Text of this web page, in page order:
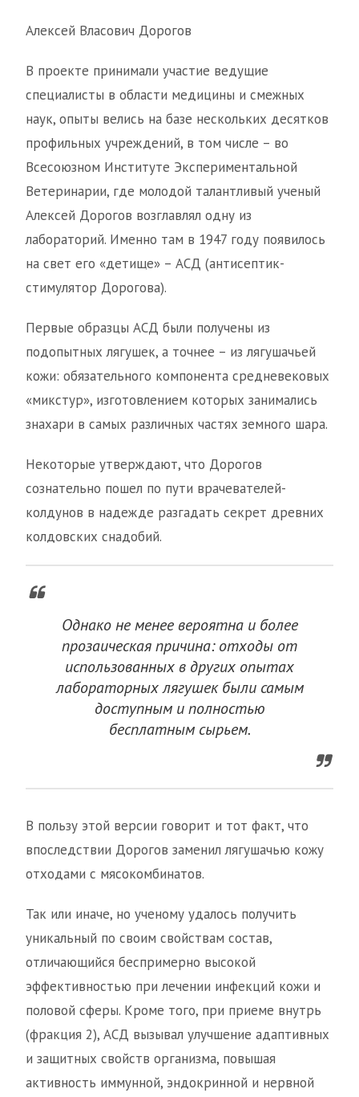
Алексей Власович Дорогов
В проекте принимали участие ведущие
специалисты в области медицины и смежных
наук, опыты велись на базе нескольких десятков
профильных учреждений, в том числе – во
Всесоюзном Институте Экспериментальной
Ветеринарии, где молодой талантливый ученый
Алексей Дорогов возглавлял одну из
лабораторий. Именно там в 1947 году появилось
на свет его «детище» – АСД (антисептик-
стимулятор Дорогова).
Первые образцы АСД были получены из
подопытных лягушек, а точнее – из лягушачьей
кожи: обязательного компонента средневековых
«микстур», изготовлением которых занимались
знахари в самых различных частях земного шара.
Некоторые утверждают, что Дорогов
сознательно пошел по пути врачевателей-
колдунов в надежде разгадать секрет древних
колдовских снадобий.
Однако не менее вероятна и более
прозаическая причина: отходы от
использованных в других опытах
лабораторных лягушек были самым
доступным и полностью
бесплатным сырьем.
В пользу этой версии говорит и тот факт, что
впоследствии Дорогов заменил лягушачью кожу
отходами с мясокомбинатов.
Так или иначе, но ученому удалось получить
уникальный по своим свойствам состав,
отличающийся беспримерно высокой
эффективностью при лечении инфекций кожи и
половой сферы. Кроме того, при приеме внутрь
(фракция 2), АСД вызывал улучшение адаптивных
и защитных свойств организма, повышая
активность иммунной, эндокринной и нервной